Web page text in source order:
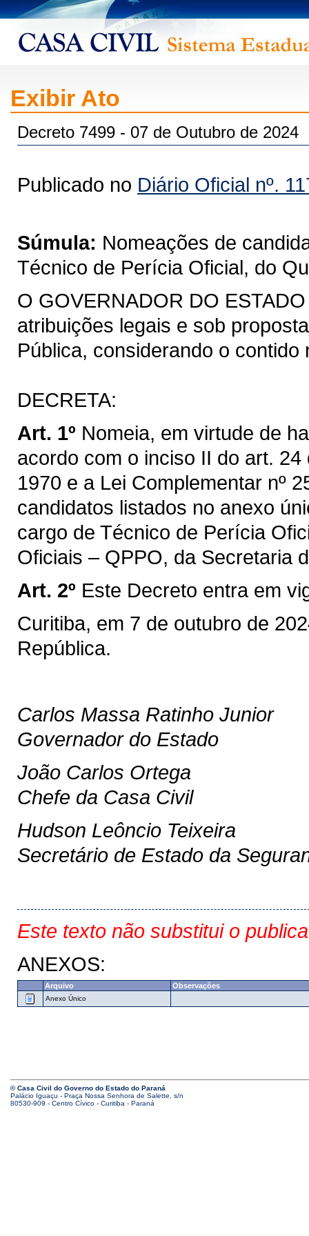
Exibir Ato
Decreto 7499 - 07 de Outubro de 2024
Publicado no Diário Oficial nº.
Súmula: Nomeações de
Técnico de Perícia Oficial, do
O GOVERNADOR DO
atribuições legais e sob
Pública, considerando o contido
DECRETA:
Art. 1º Nomeia, em virtude de
acordo com o inciso II do art.
1970 e a Lei Complementar nº
candidatos listados no anexo
cargo de Técnico de Perícia
Oficiais – QPPO, da Secretaria
Art. 2º Este Decreto entra em
Curitiba, em 7 de outubro de
República.
Carlos Massa Ratinho Junior
Governador do Estado
João Carlos Ortega
Chefe da Casa Civil
Hudson Leôncio Teixeira
Secretário de Estado da
Este texto não substitui o
ANEXOS:
Arquivo Observações
Anexo Único
© Casa Civil do Governo do Estado do Paraná
Palácio Iguaçu - Praça Nossa Senhora de Salette, s/n
80530-909 - Centro Cívico - Curitiba - Paraná